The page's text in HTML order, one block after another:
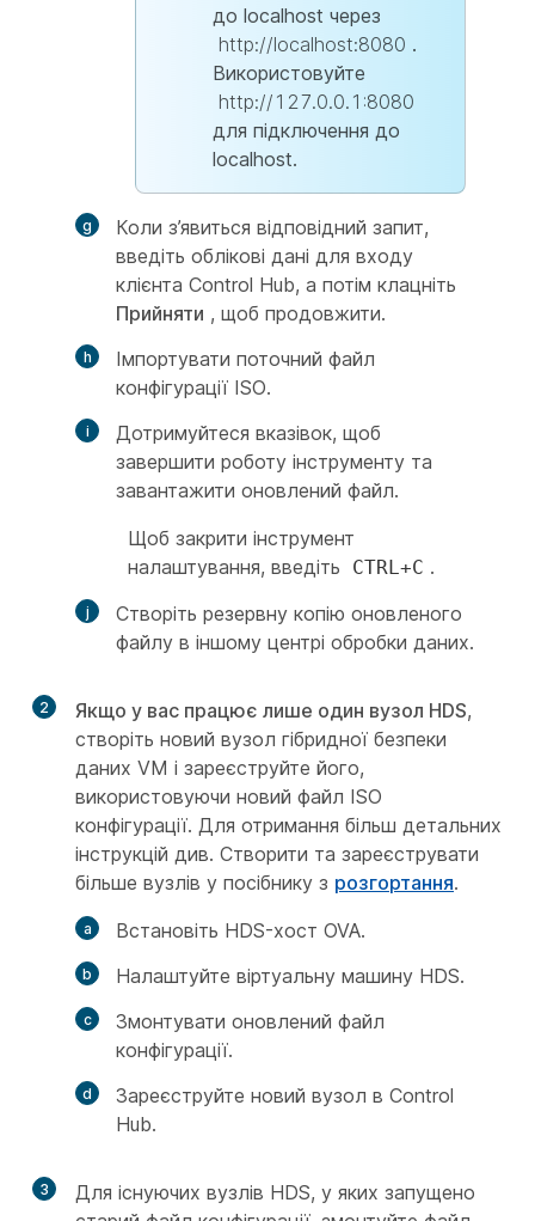
до localhost через
http://localhost:8080 .
Використовуйте
http://127.0.0.1:8080
для підключення до
localhost.
Коли з’явиться відповідний запит,
введіть облікові дані для входу
клієнта Control Hub, а потім клацніть
Прийняти , щоб продовжити.
Імпортувати поточний файл
конфігурації ISO.
Дотримуйтеся вказівок, щоб
завершити роботу інструменту та
завантажити оновлений файл.
Щоб закрити інструмент
налаштування, введіть
CTRL+C .
Створіть резервну копію оновленого
файлу в іншому центрі обробки даних.
2 Якщо у вас працює лише один вузол HDS,
створіть новий вузол гібридної безпеки
даних VM і зареєструйте його,
використовуючи новий файл ISO
конфігурації. Для отримання більш детальних
інструкцій див. Створити та зареєструвати
більше вузлів у посібнику з розгортання.
Встановіть HDS-хост OVA.
Налаштуйте віртуальну машину HDS.
Змонтувати оновлений файл
конфігурації.
Зареєструйте новий вузол в Control
Hub.
3
Для існуючих вузлів HDS, у яких запущено